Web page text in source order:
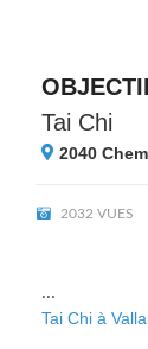
Tai Chi
2040
2032 VUES
...
Tai Chi à